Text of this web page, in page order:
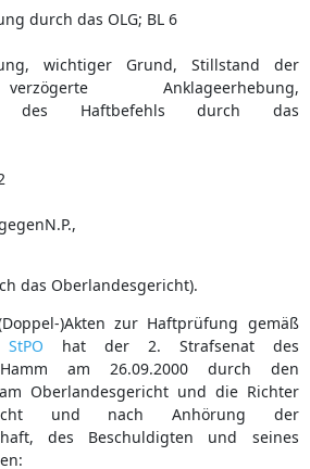
durch das OLG; BL 6
wichtiger Grund, Stillstand der
Anklageerhebung,
des Haftbefehls durch das
das Oberlandesgericht).
)Akten zur Haftprüfung gemäß
hat der 2. Strafsenat des
Hamm am 26.09.2000 durch den
Oberlandesgericht und die Richter
und nach Anhörung der
des Beschuldigten und seines